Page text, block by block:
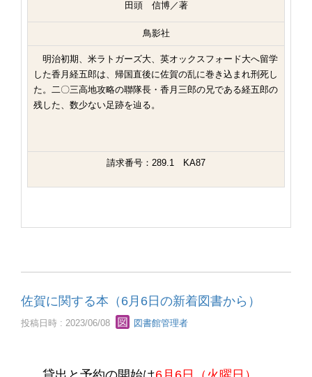
田頭 信博／著
鳥影社
明治初期、米ラトガーズ大、英オックスフォード大へ留学
した香月経五郎は、帰国直後に佐賀の乱に巻き込まれ刑死し
た。二〇三高地攻略の聯隊長・香月三郎の兄である経五郎の
残した、数少ない足跡を辿る。
請求番号：289.1 KA87
佐賀に関する本（6月6日の新着図書から）
投稿日時 : 2023/06/08 図書館管理者